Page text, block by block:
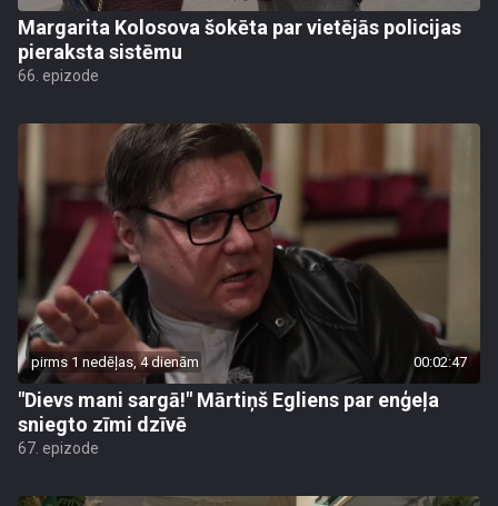
Margarita Kolosova šokēta par vietējās policijas
pieraksta sistēmu
66. epizode
pirms 1 nedēļas, 4 dienām 00:02:47
"Dievs mani sargā!" Mārtiņš Egliens par enģeļa
sniegto zīmi dzīvē
67. epizode